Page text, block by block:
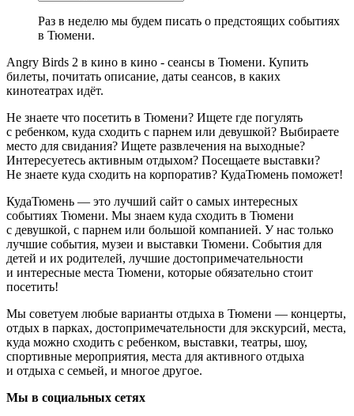
Раз в неделю мы будем писать о предстоящих событиях
в Тюмени.
Angry Birds 2 в кино в кино - сеансы в Тюмени. Купить
билеты, почитать описание, даты сеансов, в каких
кинотеатрах идёт.
Не знаете что посетить в Тюмени? Ищете где погулять
с ребенком, куда сходить с парнем или девушкой? Выбираете
место для свидания? Ищете развлечения на выходные?
Интересуетесь активным отдыхом? Посещаете выставки?
Не знаете куда сходить на корпоратив? КудаТюмень поможет!
КудаТюмень — это лучший сайт о самых интересных
событиях Тюмени. Мы знаем куда сходить в Тюмени
с девушкой, с парнем или большой компанией. У нас только
лучшие события, музеи и выставки Тюмени. События для
детей и их родителей, лучшие достопримечательности
и интересные места Тюмени, которые обязательно стоит
посетить!
Мы советуем любые варианты отдыха в Тюмени — концерты,
отдых в парках, достопримечательности для экскурсий, места,
куда можно сходить с ребенком, выставки, театры, шоу,
спортивные мероприятия, места для активного отдыха
и отдыха с семьей, и многое другое.
Мы в социальных сетях